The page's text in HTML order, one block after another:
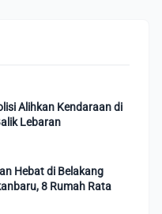
Alihkan Kendaraan di
Lebaran
Hebat di Belakang
8 Rumah Rata